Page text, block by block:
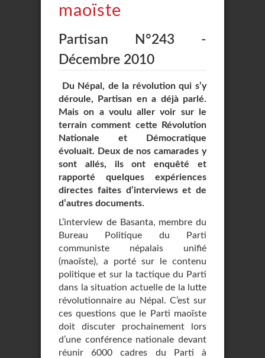
maoïste
Partisan N°243 -
Décembre 2010
Du Népal, de la révolution qui s’y
déroule, Partisan en a déjà parlé.
Mais on a voulu aller voir sur le
terrain comment cette Révolution
Nationale et Démocratique
évoluait. Deux de nos camarades y
sont allés, ils ont enquêté et
rapporté quelques expériences
directes faites d’interviews et de
d’autres documents.
L’interview de Basanta, membre du
Bureau Politique du Parti
communiste népalais unifié
(maoïste), a porté sur le contenu
politique et sur la tactique du Parti
dans la situation actuelle de la lutte
révolutionnaire au Népal. C’est sur
ces questions que le Parti maoïste
doit discuter prochainement lors
d’une conférence nationale devant
réunir 6000 cadres du Parti à